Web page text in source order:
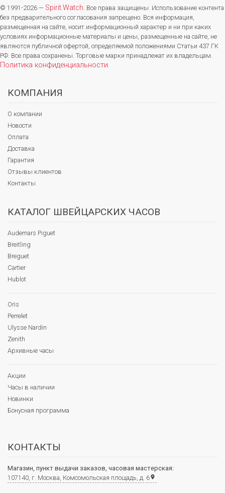
© 1991-2026 — Spirit.Watch. Все права защищены. Использование контента
без предварительного согласования запрещено. Вся информация,
размещенная на сайте, носит информационный характер и ни при каких
условиях информационные материалы и цены, размещенные на сайте, не
являются публичной офертой, определяемой положениями Статьи 437 ГК
РФ. Все права сохранены. Торговые марки принадлежат их владельцам.
Политика конфиденциальности.
КОМПАНИЯ
О компании
Новости
Оплата
Доставка
Гарантия
Отзывы клиентов
Контакты
КАТАЛОГ ШВЕЙЦАРСКИХ ЧАСОВ
Audemars Piguet
Breitling
Breguet
Cartier
Hublot
Oris
Perrelet
Ulysse Nardin
Zenith
Архивные часы
Акции
Часы в наличии
Новинки
Бонусная программа
КОНТАКТЫ
Магазин, пункт выдачи заказов, часовая мастерская:
107140, г. Москва, Комсомольская площадь, д. 6place